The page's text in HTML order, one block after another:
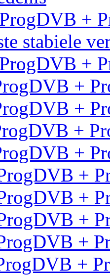
ProgDVB +
stabiele
ProgDVB +
+
+
+
+
+
+
+
+
+